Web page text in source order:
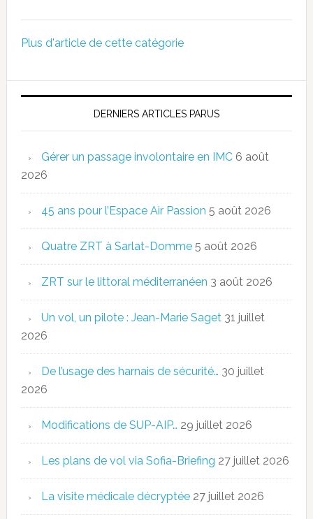
Plus d'article de cette catégorie
DERNIERS ARTICLES PARUS
Gérer un passage involontaire en IMC 6 août
2026
45 ans pour l’Espace Air Passion 5 août 2026
Quatre ZRT à Sarlat-Domme 5 août 2026
ZRT sur le littoral méditerranéen 3 août 2026
Un vol, un pilote : Jean-Marie Saget 31 juillet
2026
De l’usage des harnais de sécurité… 30 juillet
2026
Modifications de SUP-AIP… 29 juillet 2026
Les plans de vol via Sofia-Briefing 27 juillet 2026
La visite médicale décryptée 27 juillet 2026